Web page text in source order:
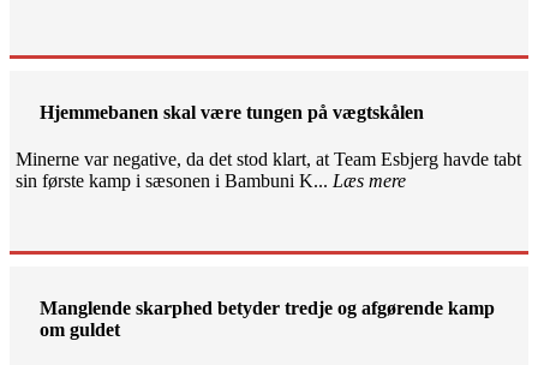
Hjemmebanen skal være tungen på vægtskålen
Minerne var negative, da det stod klart, at Team Esbjerg havde tabt
sin første kamp i sæsonen i Bambuni K... Læs mere
Manglende skarphed betyder tredje og afgørende kamp
om guldet